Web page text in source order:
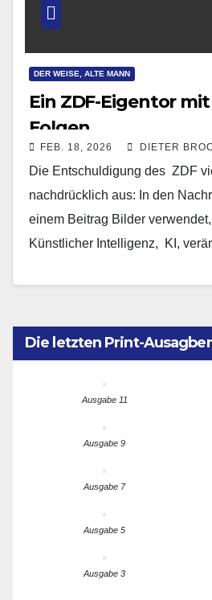
DER WEISE, ALTE MANN
Ein ZDF-Eigentor
Folgen
FEB. 18, 2026 DIETER
Die Entschuldigung des ZDF
nachdrücklich aus: In den
einem Beitrag Bilder
Künstlicher Intelligenz, KI,
Die letzten Print-
Ausgabe 11
Ausgabe 9
Ausgabe 7
Ausgabe 5
Ausgabe 3